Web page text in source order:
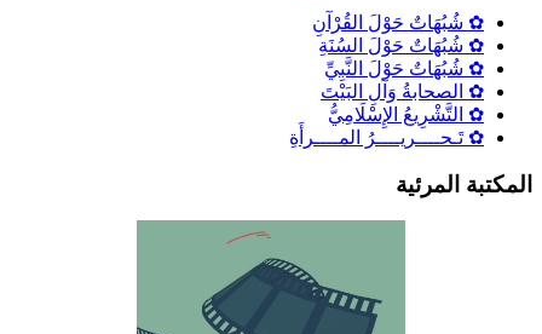
✿ شُبُهَاتٌ حَوْلَ القُرْآنِ
✿ شُبُهَاتٌ حَوْلَ السُنَةِ
✿ شُبُهَاتٌ حَوْلَ النَّبِيِّ
✿ الصحابةُ وَآلِ البَيْتَ
✿ التَّشْرِيعُ الإِسْلَامِيُّ
✿ تَـحــــريــــرُ المــــرأَةِ
المرئية